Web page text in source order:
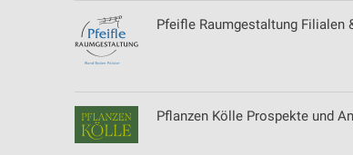
Pfeifle Raumgestaltung Filialen
Pflanzen Kölle Prospekte und